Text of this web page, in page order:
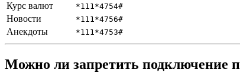
Курс валют *111*4754#
Новости *111*4756#
Анекдоты *111*4753#
Можно ли запретить подключение